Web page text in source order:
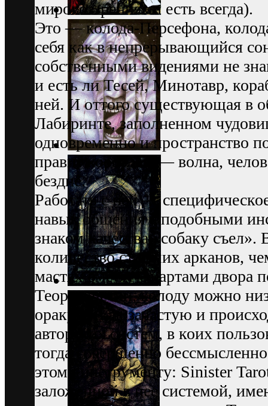
мировоззрениями есть всегда).
Это — колода-Персефона,
себя как в непрерывающийся
собственными видениями не
и есть ли Тесей, Минотавр,
ней. И оттого существующая в
Лабиринте, заполненном
одновременно и пространство
правит кораблем — волна,
бездне.
Работать с ней —
навык общения с подобными
знаком качества «собаку
количество старших арканов,
мастях вместе с картами двора
Теоретически, колоду можно
оракула (как зачастую и
авторских систем, в коих
тогда совершенно
этому инструменту: Sinister
заложенной в нее системой,